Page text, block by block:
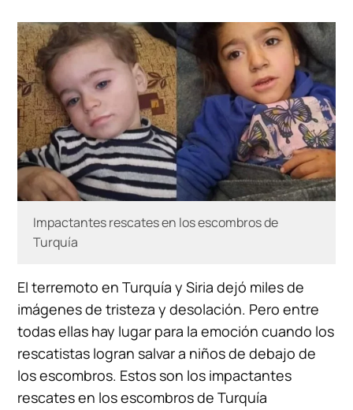
Impactantes rescates en los escombros de
Turquía
El terremoto en Turquía y Siria dejó miles de
imágenes de tristeza y desolación. Pero entre
todas ellas hay lugar para la emoción cuando los
rescatistas logran salvar a niños de debajo de
los escombros. Estos son los impactantes
rescates en los escombros de Turquía